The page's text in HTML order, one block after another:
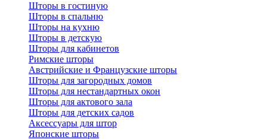
Шторы в гостиную
Шторы в спальню
Шторы на кухню
Шторы в детскую
Шторы для кабинетов
Римские шторы
Австрийские и Французские шторы
Шторы для загородных домов
Шторы для нестандартных окон
Шторы для актового зала
Шторы для детских садов
Аксессуары для штор
Японские шторы